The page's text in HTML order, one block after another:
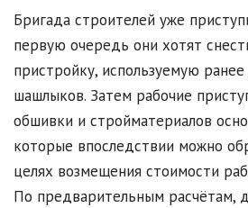
Бригада строителей уже
первую очередь они хотят
пристройку, используемую
шашлыков. Затем рабочие
обшивки и стройматериалов
которые впоследствии можно
целях возмещения стоимости
По предварительным расчётам,